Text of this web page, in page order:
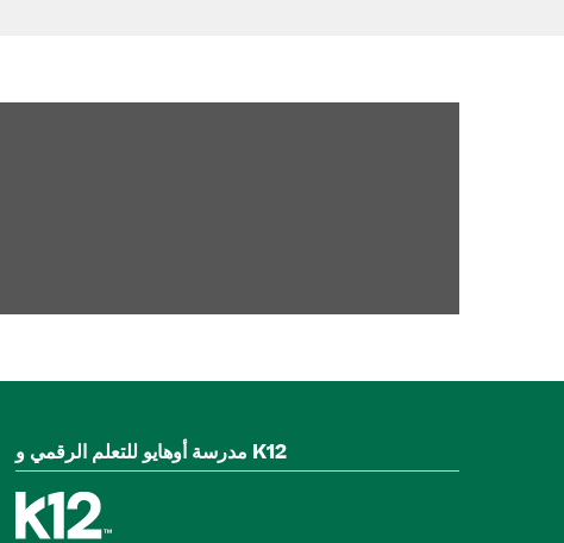
مدرسة أوهايو للتعلم الرقمي و K12